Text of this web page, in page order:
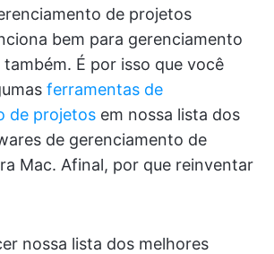
de projetos
bem para gerenciamento
É por isso que você
ferramentas de
de projetos em nossa lista dos
de gerenciamento de
Mac. Afinal, por que reinventar
nossa lista dos melhores